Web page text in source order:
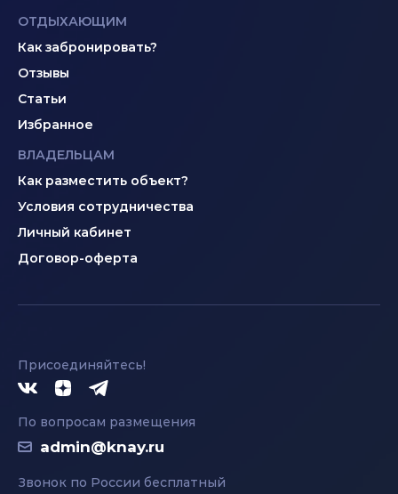
ОТДЫХАЮЩИМ
Как забронировать?
Отзывы
Статьи
Избранное
ВЛАДЕЛЬЦАМ
Как разместить объект?
Условия сотрудничества
Личный кабинет
Договор-оферта
Присоединяйтесь!
По вопросам размещения
admin@knay.ru
Звонок по России бесплатный